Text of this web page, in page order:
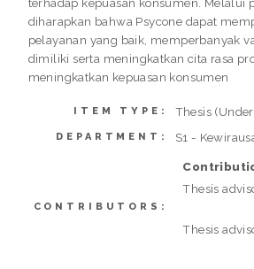
diharapkan bahwa Psycone dapat
pelayanan yang baik, memperbanyak
dimiliki serta meningkatkan cita rasa
meningkatkan kepuasan konsumen
ITEM TYPE: Thesis
DEPARTMENT: S1 -
CONTRIBUTORS:
Thesis
Thesis